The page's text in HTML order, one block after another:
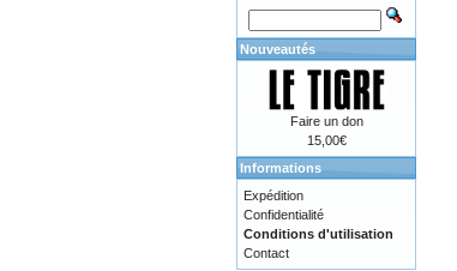
Nouveautés
Faire un don
15,00€
Informations
Expédition
Confidentialité
Conditions d'utilisation
Contact